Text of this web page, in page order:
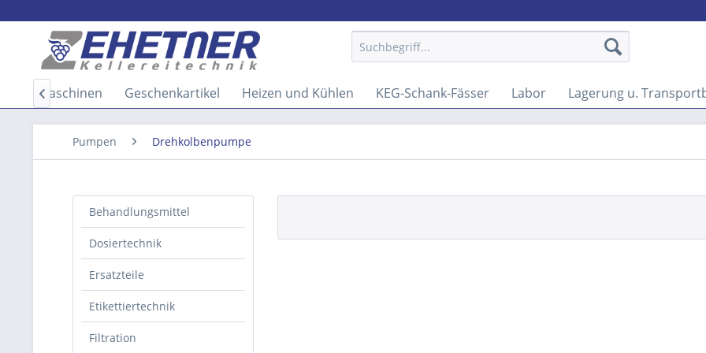
Geschenkartikel Heizen und Kühlen KEG-Schank-Fässer Labor Lagerung u.

Pumpen Drehkolbenpumpe
Behandlungsmittel
Dosiertechnik
Ersatzteile
Etikettiertechnik
Filtration